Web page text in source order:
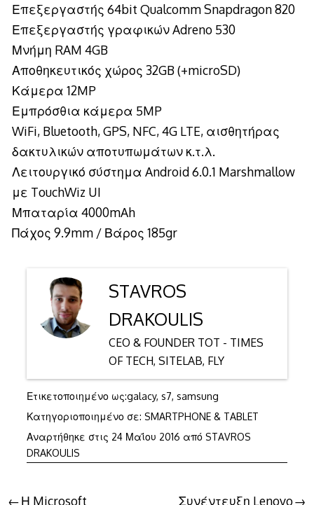
Επεξεργαστής 64bit Qualcomm Snapdragon 820
Επεξεργαστής γραφικών Adreno 530
Μνήμη RAM 4GB
Αποθηκευτικός χώρος 32GB (+microSD)
Κάμερα 12MP
Εμπρόσθια κάμερα 5MP
WiFi, Bluetooth, GPS, NFC, 4G LTE, αισθητήρας
δακτυλικών αποτυπωμάτων κ.τ.λ.
Λειτουργικό σύστημα Android 6.0.1 Marshmallow
με TouchWiz UI
Μπαταρία 4000mAh
Πάχος 9.9mm / Βάρος 185gr
STAVROS
DRAKOULIS
CEO & FOUNDER TOT - TIMES
OF TECH, SITELAB, FLY
Ετικετοποιημένο ως:galacy, s7, samsung
Κατηγοριοποιημένο σε: SMARTPHONE & TABLET
Αναρτήθηκε στις 24 Μαΐου 2016 από STAVROS
DRAKOULIS
Η Microsoft Συνέντευξη Lenovo